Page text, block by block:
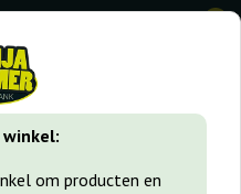
om producten en
0
Autoflower Wietzaadjes